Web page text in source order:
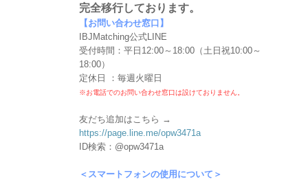
完全移行しております。
【お問い合わせ窓口】
IBJMatching公式LINE
受付時間：平日12:00～18:00（土日祝10:00～
18:00）
定休日 ：毎週火曜日
※お電話でのお問い合わせ窓口は設けておりません。
友だち追加はこちら →
https://page.line.me/opw3471a
ID検索：@opw3471a
＜スマートフォンの使用について＞